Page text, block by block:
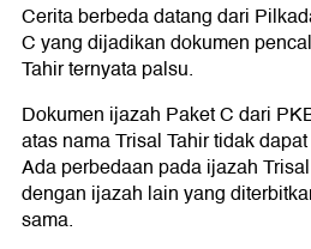
Cerita berbeda datang dari
C yang dijadikan dokumen
Tahir ternyata palsu.
Dokumen ijazah Paket C dari
atas nama Trisal Tahir tidak
Ada perbedaan pada ijazah
dengan ijazah lain yang
sama.